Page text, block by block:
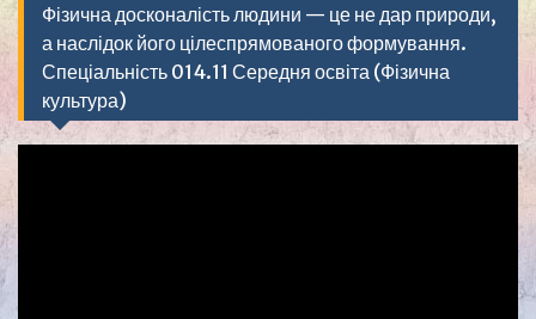
Фізична досконалість людини — це не дар природи,
а наслідок його цілеспрямованого формування.
Спеціальність 014.11 Середня освіта (Фізична
культура)
Видеоплеер